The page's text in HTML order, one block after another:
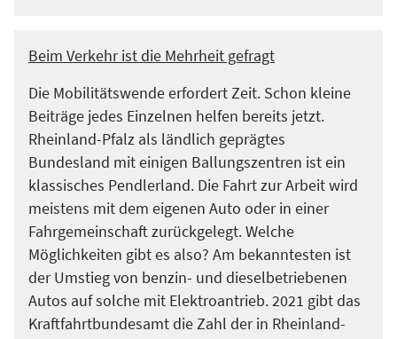
Beim Verkehr ist die Mehrheit gefragt
Die Mobilitätswende erfordert Zeit. Schon kleine
Beiträge jedes Einzelnen helfen bereits jetzt.
Rheinland-Pfalz als ländlich geprägtes
Bundesland mit einigen Ballungszentren ist ein
klassisches Pendlerland. Die Fahrt zur Arbeit wird
meistens mit dem eigenen Auto oder in einer
Fahrgemeinschaft zurückgelegt. Welche
Möglichkeiten gibt es also? Am bekanntesten ist
der Umstieg von benzin- und dieselbetriebenen
Autos auf solche mit Elektroantrieb. 2021 gibt das
Kraftfahrtbundesamt die Zahl der in Rheinland-